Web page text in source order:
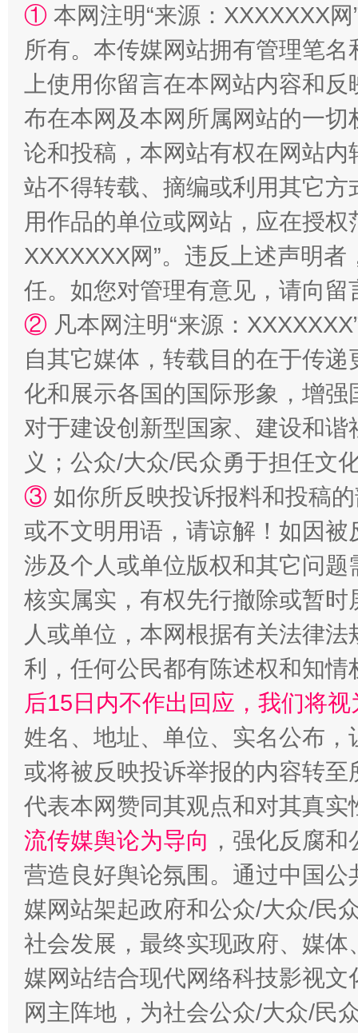
漫山遍野的桃花与雪山、麦地、白藏房 除
招工难、用工荒背后
网上购药对药下症？
在谋一域中谋全局
今
① 本网注明“来源：XXXXXXX
所有。本传媒网站拥有管理笔
上使用你留言在本网站内容和
布在本网及本网所属网站的一
论和投稿，本网站有权在网站
站不得转载、摘编或利用其它
用作品的单位或网站，应在授
XXXXXXX网”。违反上述声明
任。如您对管理有意见，请向
② 凡本网注明“来源：
自其它媒体，转载目的在于传
化和展示各国的国际形象，增
对于建设创新型国家、建设和
义；公众/大众/民众勇于担任文
③ 如你所反映投诉报料和投稿
或不文明用语，请谅解！如因
涉及个人或单位版权和其它问题
核实属实，有权先行撤除或暂
人或单位，本网根据有关法律
利，任何公民都有陈述权和知情
后15日内不作出回应，我们将
姓名、地址、单位、实名公布
或将被反映投诉举报的内容转
代表本网赞同其观点和对其真实
流传媒舆论为导向 ，强化反腐
营造良好舆论氛围。通过中国
媒网站架起政府和公众/大众/民
社会发展，最终实现政府、媒
媒网站结合现代网络科技影视
网主阵地，为社会公众/大众/民